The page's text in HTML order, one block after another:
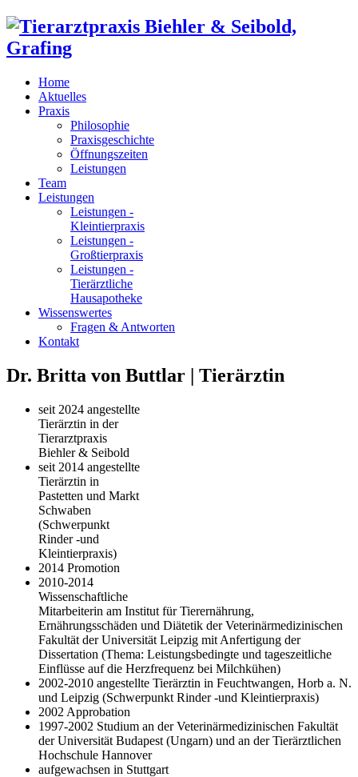
Home
Aktuelles
Praxis
Philosophie
Praxisgeschichte
Öffnungszeiten
Leistungen
Team
Leistungen
Leistungen -
Kleintierpraxis
Leistungen -
Großtierpraxis
Leistungen -
Tierärztliche
Hausapotheke
Wissenswertes
Fragen & Antworten
Kontakt
Dr. Britta von Buttlar | Tierärztin
seit 2024 angestellte
Tierärztin in der
Tierarztpraxis
Biehler & Seibold
seit 2014 angestellte
Tierärztin in
Pastetten und Markt
Schwaben
(Schwerpunkt
Rinder -und
Kleintierpraxis)
2014 Promotion
2010-2014
Wissenschaftliche
Mitarbeiterin am Institut für Tierernährung,
Ernährungsschäden und Diätetik der Veterinärmedizinischen
Fakultät der Universität Leipzig mit Anfertigung der
Dissertation (Thema: Leistungsbedingte und tageszeitliche
Einflüsse auf die Herzfrequenz bei Milchkühen)
2002-2010 angestellte Tierärztin in Feuchtwangen, Horb a. N.
und Leipzig (Schwerpunkt Rinder -und Kleintierpraxis)
2002 Approbation
1997-2002 Studium an der Veterinärmedizinischen Fakultät
der Universität Budapest (Ungarn) und an der Tierärztlichen
Hochschule Hannover
aufgewachsen in Stuttgart